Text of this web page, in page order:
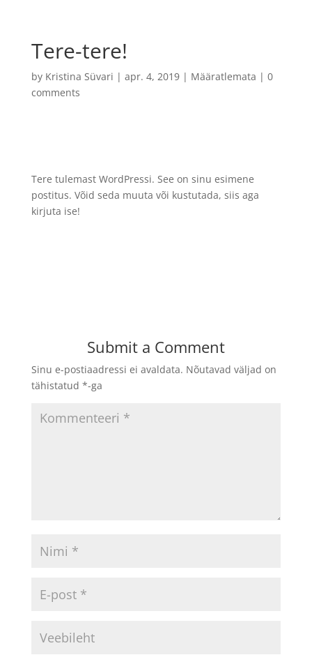
Tere-tere!
by Kristina Süvari | apr. 4, 2019| Määratlemata | 0
comments
Tere tulemast WordPressi. See on sinu esimene
postitus. Võid seda muuta või kustutada, siis aga
kirjuta ise!
Submit a Comment
Sinu e-postiaadressi ei avaldata. Nõutavad väljad on
tähistatud *-ga